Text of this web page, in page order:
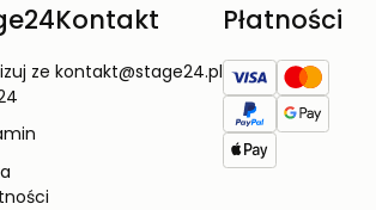
ze
Kontakt
kontakt@stage24.pl
Płatności